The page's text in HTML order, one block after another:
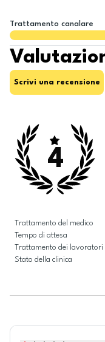
Trattamento canalare
Scrivi una recensione
4
Trattamento del medico
Tempo di attesa
Trattamento dei lavoratori
Stato della clinica